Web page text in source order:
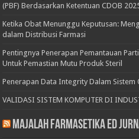
(PBF) Berdasarkan Ketentuan CDOB
Ketika Obat Menunggu Keputusan:
dalam Distribusi Farmasi
Pentingnya Penerapan Pemantauan
Untuk Pemastian Mutu Produk Steril
Penerapan Data Integrity Dalam
VALIDASI SISTEM KOMPUTER DI
Majalah Farmasetika Ed